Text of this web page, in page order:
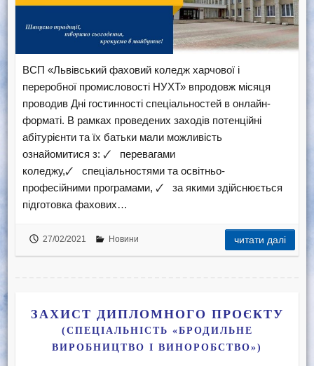
ВСП «Львівський фаховий коледж харчової і
переробної промисловості НУХТ» впродовж місяця
проводив Дні гостинності спеціальностей в онлайн-
форматі. В рамках проведених заходів потенційні
абітурієнти та їх батьки мали можливість
ознайомитися з: 🗸 перевагами
коледжу,🗸 спеціальностями та освітньо-
професійними програмами, 🗸 за якими здійснюється
підготовка фахових…
27/02/2021 Новини читати далі
ЗАХИСТ ДИПЛОМНОГО ПРОЄКТУ
(СПЕЦІАЛЬНІСТЬ «БРОДИЛЬНЕ
ВИРОБНИЦТВО І ВИНОРОБСТВО»)